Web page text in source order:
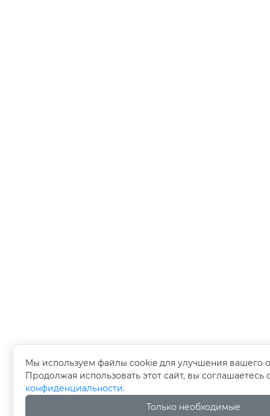
Мы используем файлы cookie для улучшения вашего
Продолжая использовать этот сайт, вы
конфиденциальности.
Только необходимые